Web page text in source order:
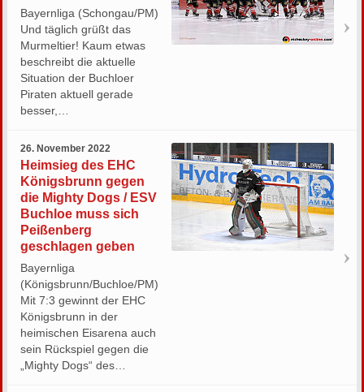
Bayernliga (Schongau/PM)
Und täglich grüßt das
Murmeltier! Kaum etwas
beschreibt die aktuelle
Situation der Buchloer
Piraten aktuell gerade
besser,…
26. November 2022
Heimsieg des EHC
Königsbrunn gegen
die Mighty Dogs / ESV
Buchloe muss sich
Peißenberg
geschlagen geben
Bayernliga
(Königsbrunn/Buchloe/PM)
Mit 7:3 gewinnt der EHC
Königsbrunn in der
heimischen Eisarena auch
sein Rückspiel gegen die
„Mighty Dogs“ des…